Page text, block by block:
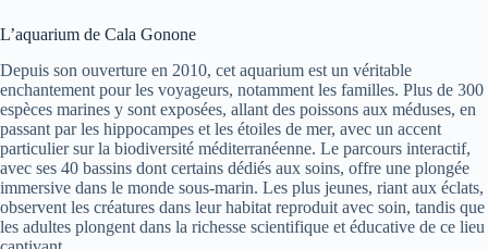
L’aquarium de Cala Gonone
Depuis son ouverture en 2010, cet aquarium est un véritable
enchantement pour les voyageurs, notamment les familles. Plus de 300
espèces marines y sont exposées, allant des poissons aux méduses, en
passant par les hippocampes et les étoiles de mer, avec un accent
particulier sur la biodiversité méditerranéenne. Le parcours interactif,
avec ses 40 bassins dont certains dédiés aux soins, offre une plongée
immersive dans le monde sous-marin. Les plus jeunes, riant aux éclats,
observent les créatures dans leur habitat reproduit avec soin, tandis que
les adultes plongent dans la richesse scientifique et éducative de ce lieu